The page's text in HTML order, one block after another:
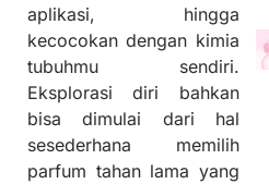
aplikasi, hingga
kecocokan dengan kimia
tubuhmu sendiri.
Eksplorasi diri bahkan
bisa dimulai dari hal
sesederhana memilih
parfum tahan lama yang